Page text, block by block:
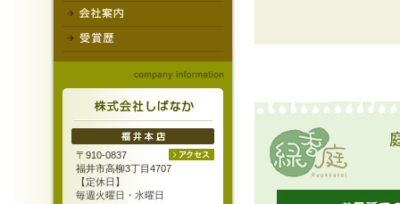
〒910-0837
福井市高柳3丁目4707
【定休日】
毎週火曜日・水曜日